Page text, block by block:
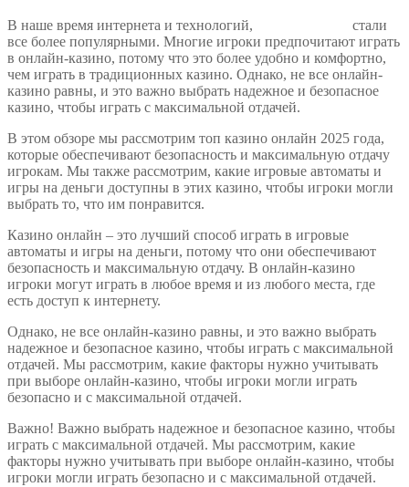
В наше время интернета и технологий,
стали
все более популярными. Многие игроки предпочитают играть
в онлайн-казино, потому что это более удобно и комфортно,
чем играть в традиционных казино. Однако, не все онлайн-
казино равны, и это важно выбрать надежное и безопасное
казино, чтобы играть с максимальной отдачей.
В этом обзоре мы рассмотрим топ казино онлайн 2025 года,
которые обеспечивают безопасность и максимальную отдачу
игрокам. Мы также рассмотрим, какие игровые автоматы и
игры на деньги доступны в этих казино, чтобы игроки могли
выбрать то, что им понравится.
Казино онлайн – это лучший способ играть в игровые
автоматы и игры на деньги, потому что они обеспечивают
безопасность и максимальную отдачу. В онлайн-казино
игроки могут играть в любое время и из любого места, где
есть доступ к интернету.
Однако, не все онлайн-казино равны, и это важно выбрать
надежное и безопасное казино, чтобы играть с максимальной
отдачей. Мы рассмотрим, какие факторы нужно учитывать
при выборе онлайн-казино, чтобы игроки могли играть
безопасно и с максимальной отдачей.
Важно! Важно выбрать надежное и безопасное казино, чтобы
играть с максимальной отдачей. Мы рассмотрим, какие
факторы нужно учитывать при выборе онлайн-казино, чтобы
игроки могли играть безопасно и с максимальной отдачей.